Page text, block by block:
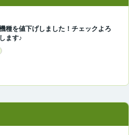
種を値下げしました！チェックよろ
ます♪